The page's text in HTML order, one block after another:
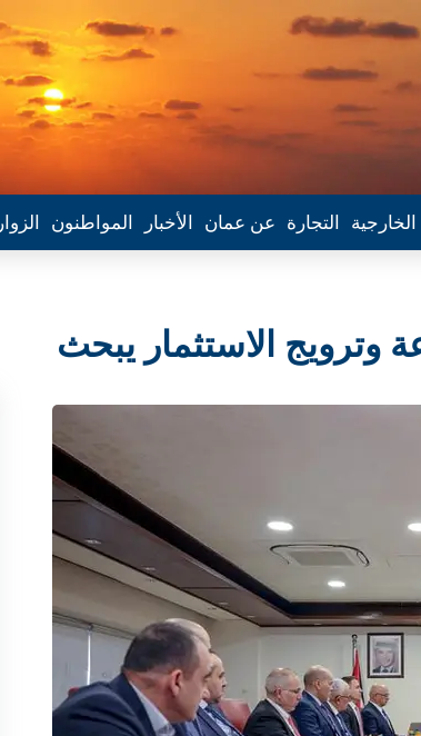
الزوار المواطنون الأخبار عن عمان التجارة
وترويج الاستثمار يبحث